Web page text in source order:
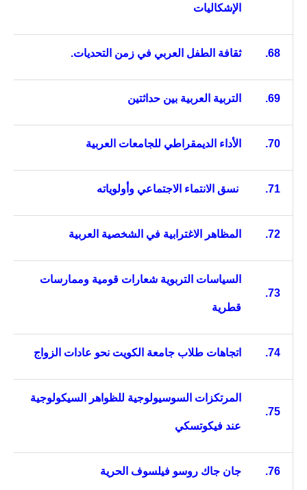
الإشكاليات
68. ثقافة الطفل العربي في زمن التحديات.
69. التربية العربية بين حداثتين
70. الأداء الديمقراطي للجامعات العربية
71. نسق الانتماء الاجتماعي وأولوياته
72. المظاهر الاغترابية في الشخصية العربية
73.
السياسات التربوية شعارات قومية وممارسات
قطرية
74. اتجاهات طلاب جامعة الكويت نحو عادات الزواج
75.
المرتكزات السوسيولوجية للظواهر السيكولوجية
عند فيكوتسكي
76. جان جاك روسو فيلسوف الحرية